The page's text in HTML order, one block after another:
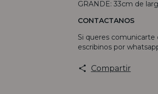
GRANDE: 33cm de
CONTACTANOS
Si queres
escribinos por
Compartir